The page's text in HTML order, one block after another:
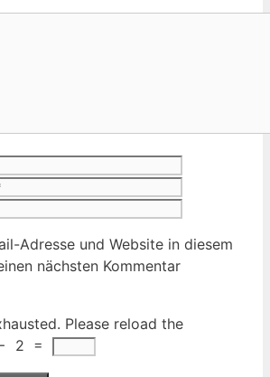
Adresse und Website in diesem
nächsten Kommentar
Please reload the
2 =